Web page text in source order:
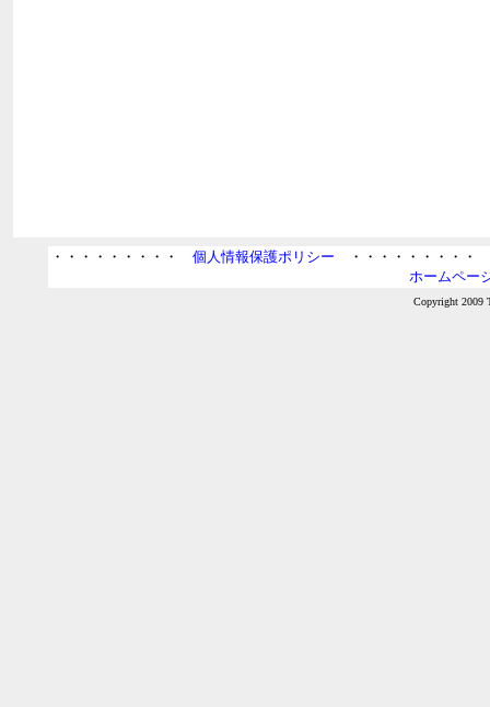
・・・・・・・・・個人情報保護ポリシー ・・・・・・・・
ホームペー
Copyright 2009